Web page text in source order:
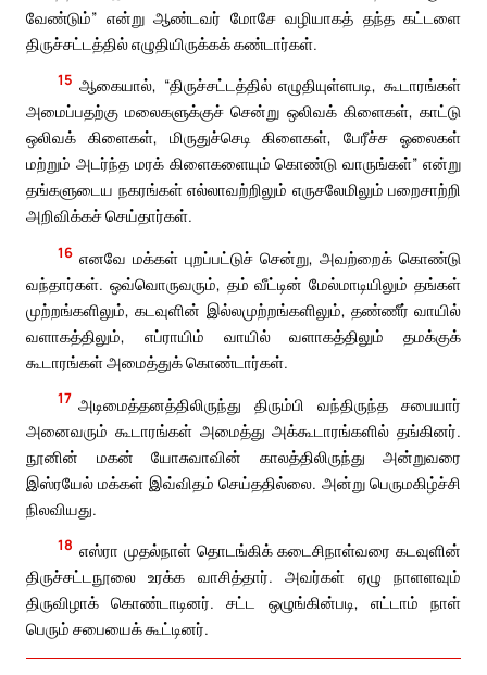
வேண்டும்” என்று ஆண்டவர் மோசே வழியாகத் தந்த கட்டளை
திருச்சட்டத்தில் எழுதியிருக்கக் கண்டார்கள்.
15 ஆகையால், “திருச்சட்டத்தில் எழுதியுள்ளபடி, கூடாரங்கள்
அமைப்பதற்கு மலைகளுக்குச் சென்று ஒலிவக் கிளைகள், காட்டு
ஒலிவக் கிளைகள், மிருதுச்செடி கிளைகள், பேரீச்ச ஓலைகள்
மற்றும் அடர்ந்த மரக் கிளைகளையும் கொண்டு வாருங்கள்” என்று
தங்களுடைய நகரங்கள் எல்லாவற்றிலும் எருசலேமிலும் பறைசாற்றி
அறிவிக்கச் செய்தார்கள்.
16 எனவே மக்கள் புறப்பட்டுச் சென்று, அவற்றைக் கொண்டு
வந்தார்கள். ஒவ்வொருவரும், தம் வீட்டின் மேல்மாடியிலும் தங்கள்
முற்றங்களிலும், கடவுளின் இல்லமுற்றங்களிலும், தண்ணீர் வாயில்
வளாகத்திலும், எப்ராயிம் வாயில் வளாகத்திலும் தமக்குக்
கூடாரங்கள் அமைத்துக் கொண்டார்கள்.
17 அடிமைத்தனத்திலிருந்து திரும்பி வந்திருந்த சபையார்
அனைவரும் கூடாரங்கள் அமைத்து அக்கூடாரங்களில் தங்கினர்.
நூனின் மகன் யோசுவாவின் காலத்திலிருந்து அன்றுவரை
இஸ்ரயேல் மக்கள் இவ்விதம் செய்ததில்லை. அன்று பெருமகிழ்ச்சி
நிலவியது.
18 எஸ்ரா முதல்நாள் தொடங்கிக் கடைசிநாள்வரை கடவுளின்
திருச்சட்டநூலை உரக்க வாசித்தார். அவர்கள் ஏழு நாளளவும்
திருவிழாக் கொண்டாடினர். சட்ட ஒழுங்கின்படி, எட்டாம் நாள்
பெரும் சபையைக் கூட்டினர்.